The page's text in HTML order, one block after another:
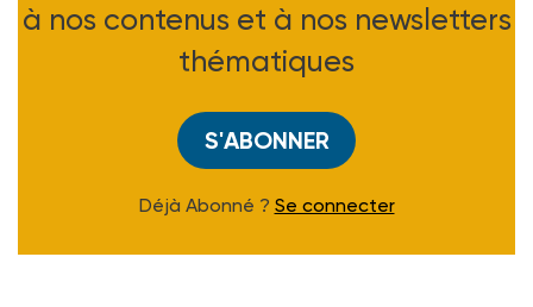
à nos contenus et à nos newsletters
thématiques
S'ABONNER
Déjà Abonné ? Se connecter